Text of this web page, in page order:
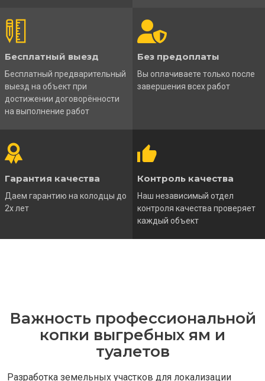
Бесплатный выезд
Бесплатный предварительный
выезд на объект при
достижении договорённости
на выполнение работ
Без предоплаты
Вы оплачиваете только после
завершения всех работ
Гарантия качества
Даем гарантию на колодцы до
2х лет
Контроль качества
Наш независимый отдел
контроля качества проверяет
каждый объект
Важность профессиональной
копки выгребных ям и
туалетов
Разработка земельных участков для локализации